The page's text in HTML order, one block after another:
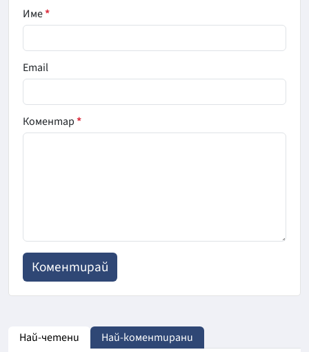
Име*
Email
Коментар*
Най-четени Най-коментирани